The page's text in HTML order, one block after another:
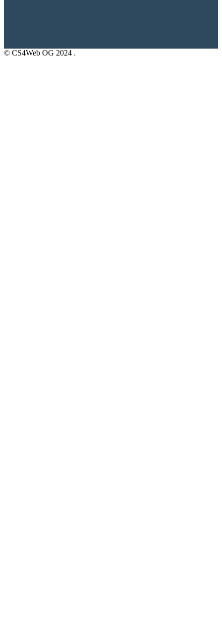
© CS4Web OG 2024 .